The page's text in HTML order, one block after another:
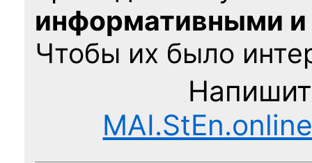
информативными
Чтобы их было